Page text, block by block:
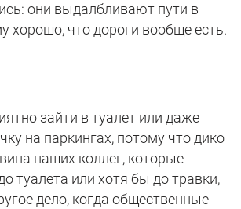
они выдалбливают пути в
хорошо, что дороги вообще есть.
зайти в туалет или даже
на паркингах, потому что дико
наших коллег, которые
туалета или хотя бы до травки,
дело, когда общественные